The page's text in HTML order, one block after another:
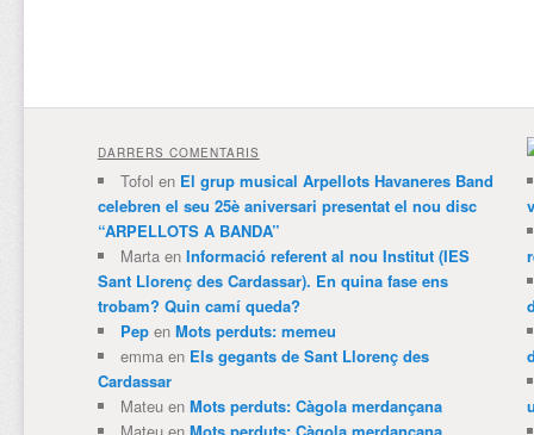
DARRERS COMENTARIS
Tofol en El grup musical Arpellots Havaneres Band
celebren el seu 25è aniversari presentat el nou disc
“ARPELLOTS A BANDA”
Martaen Informació referent al nou Institut (IES
Sant Llorenç des Cardassar). En quina fase ens
trobam? Quin camí queda?
Pepen Mots perduts: memeu
emmaen Els gegants de Sant Llorenç des
Cardassar
Mateuen Mots perduts: Càgola merdançana